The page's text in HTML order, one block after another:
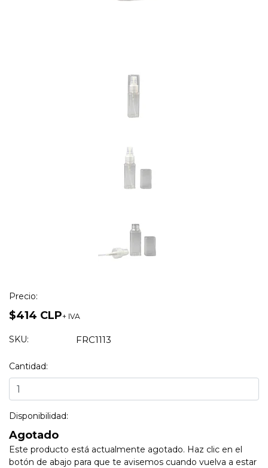
Precio:
$414 CLP+ IVA
SKU: FRC1113
Cantidad:
Disponibilidad:
Agotado
Este producto está actualmente agotado. Haz clic en el
botón de abajo para que te avisemos cuando vuelva a estar